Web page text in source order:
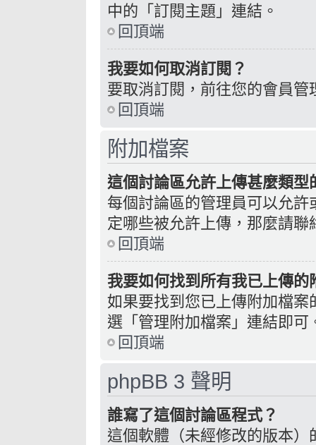
中的「訂閱主題」連結。
回頂端
我要如何取消訂閱？
要取消訂閱，前往您的會員
回頂端
附加檔案
這個討論區允許上傳甚麼類型
每個討論區的管理員可以允
定哪些被允許上傳，那麼請聯
回頂端
我要如何找到所有我已上傳的
如果要找到您已上傳附加檔
選「管理附加檔案」連結即可
回頂端
phpBB 3 聲明
誰寫了這個討論區程式？
這個軟體（未經修改的版本